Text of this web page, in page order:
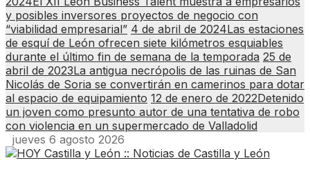
y posibles inversores proyectos de negocio con
“viabilidad empresarial” 4 de abril de 2024Las estaciones
de esquí de León ofrecen siete kilómetros esquiables
durante el último fin de semana de la temporada 25 de
abril de 2023La antigua necrópolis de las ruinas de San
Nicolás de Soria se convertirán en camerinos para dotar
al espacio de equipamiento 12 de enero de 2022Detenido
un joven como presunto autor de una tentativa de robo
con violencia en un supermercado de Valladolid
jueves 6 agosto 2026